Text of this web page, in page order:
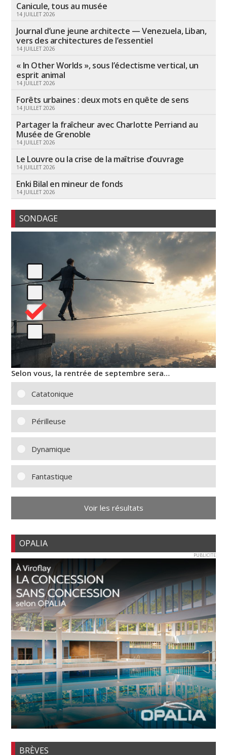
Canicule, tous au musée
14 JUILLET 2026
Journal d’une jeune architecte — Venezuela, Liban,
vers des architectures de l’essentiel
14 JUILLET 2026
« In Other Worlds », sous l’éclectisme vertical, un
esprit animal
14 JUILLET 2026
Forêts urbaines : deux mots en quête de sens
14 JUILLET 2026
Partager la fraîcheur avec Charlotte Perriand au
Musée de Grenoble
14 JUILLET 2026
Le Louvre ou la crise de la maîtrise d’ouvrage
14 JUILLET 2026
Enki Bilal en mineur de fonds
14 JUILLET 2026
SONDAGE
Selon vous, la rentrée de septembre sera…
Catatonique
Périlleuse
Dynamique
Fantastique
Voir les résultats
OPALIA
PUBLICITE
BRÈVES